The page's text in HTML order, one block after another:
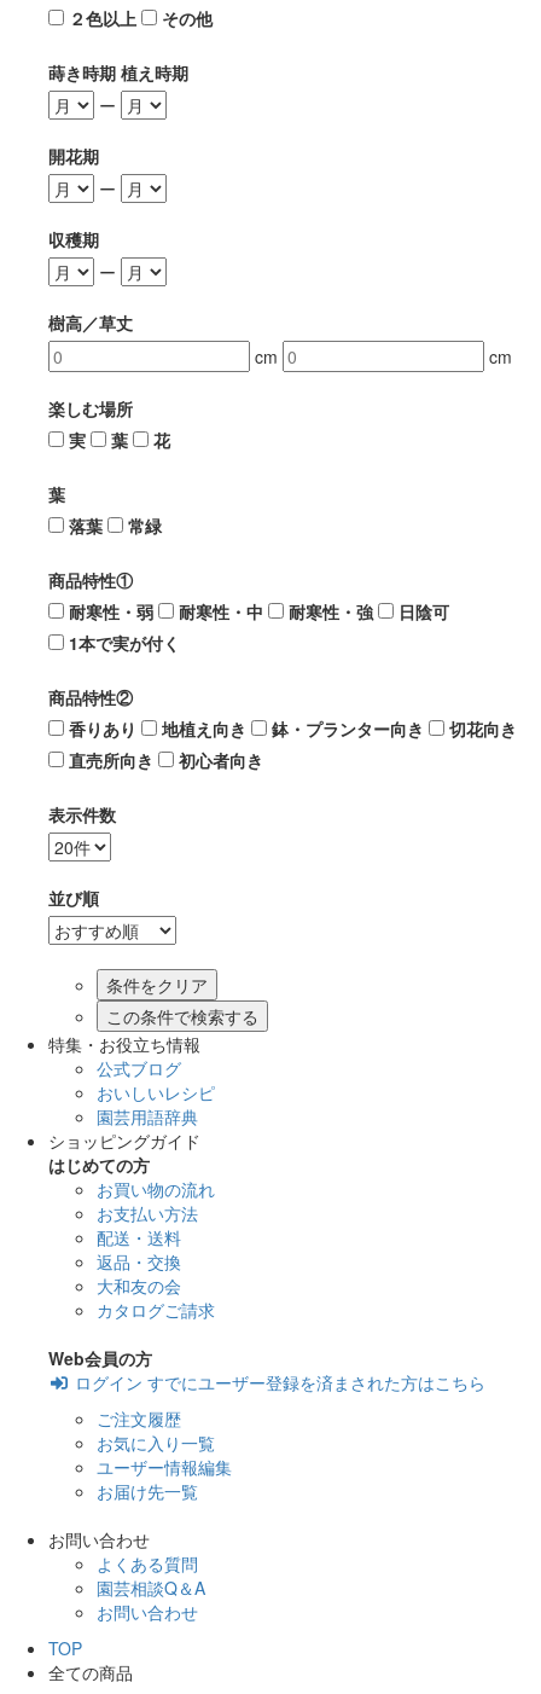
２色以上
その他
蒔き時期 植え時期
ー
開花期
ー
収穫期
ー
樹高／草丈
cm
cm
楽しむ場所
実
葉 花
葉
落葉
常緑
商品特性①
耐寒性・弱
耐寒性・中 耐寒性・強
日陰可
1本で実が付く
商品特性②
香りあり
地植え向き 鉢・プランター向き
切花向き
直売所向き
初心者向き
表示件数
並び順
この条件で検索する
特集・お役立ち情報
公式ブログ
おいしいレシピ
園芸用語辞典
ショッピングガイド
はじめての方
お買い物の流れ
お支払い方法
配送・送料
返品・交換
大和友の会
カタログご請求
Web会員の方
ログイン すでにユーザー登録を済まされた方はこちら
ご注文履歴
お気に入り一覧
ユーザー情報編集
お届け先一覧
お問い合わせ
よくある質問
園芸相談Q＆A
お問い合わせ
TOP
全ての商品